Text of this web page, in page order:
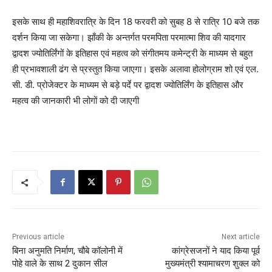
इसके साथ ही महाशिवरात्रि के दिन 18 फरवरी को सुबह 8 से रात्रि 10 बजे तक
दर्शन किया जा सकेगा। झाँकी के अन्तर्गत परमपिता परमात्मा शिव की यादगार
द्वादश ज्योतिर्लिंगों के इतिहास एवं महत्व को संगीतमय कमेन्ट्री के माध्यम से बहुत
ही प्रभावशाली ढंग से प्रस्तुत किया जाएगा। इसके अलावा होलोग्राम शो एवं एल.
सी. डी. प्रोजेक्टर के माध्यम से बड़े पर्दे पर द्वादश ज्योतिर्लिंग के इतिहास और
महत्व की जानकारी भी लोगों को दी जाएगी
Previous article
बिना अनुमति निर्माण, चौबे कॉलोनी में
पोहे वाले के साथ 2 दुकान सील
Next article
कांग्रेसजनों ने याद किया पूर्व
मुख्यमंत्री श्यामाचरण शुक्ल को